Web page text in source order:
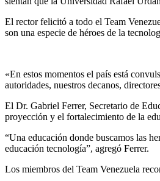
El rector felicitó a todo el Team
son una especie de héroes de la
«En estos momentos el país está
autoridades, nuestros decanos,
El Dr. Gabriel Ferrer, Secretario de
proyección y el fortalecimiento de la
“Una educación donde buscamos las
educación tecnología”, agregó Ferrer.
Los miembros del Team Venezuela